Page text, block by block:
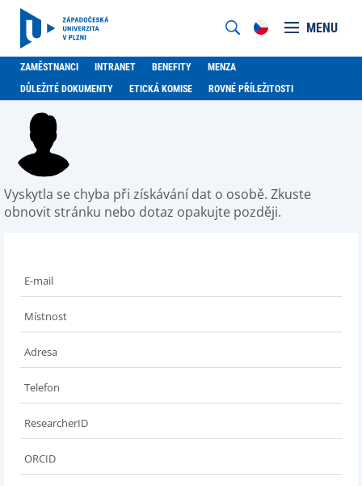
MENU
ZAMĚSTNANCI INTRANET BENEFITY
MENZA
DŮLEŽITÉ DOKUMENTY
ETICKÁ KOMISE ROVNÉ PŘÍLEŽITOSTI
Vyskytla se chyba při získávání dat o osobě. Zkuste
obnovit stránku nebo dotaz opakujte později.
E-mail
Místnost
Adresa
Telefon
ResearcherID
ORCID